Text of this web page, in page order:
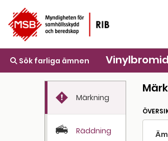
Sök farliga ämnen
Märkning
Räddning